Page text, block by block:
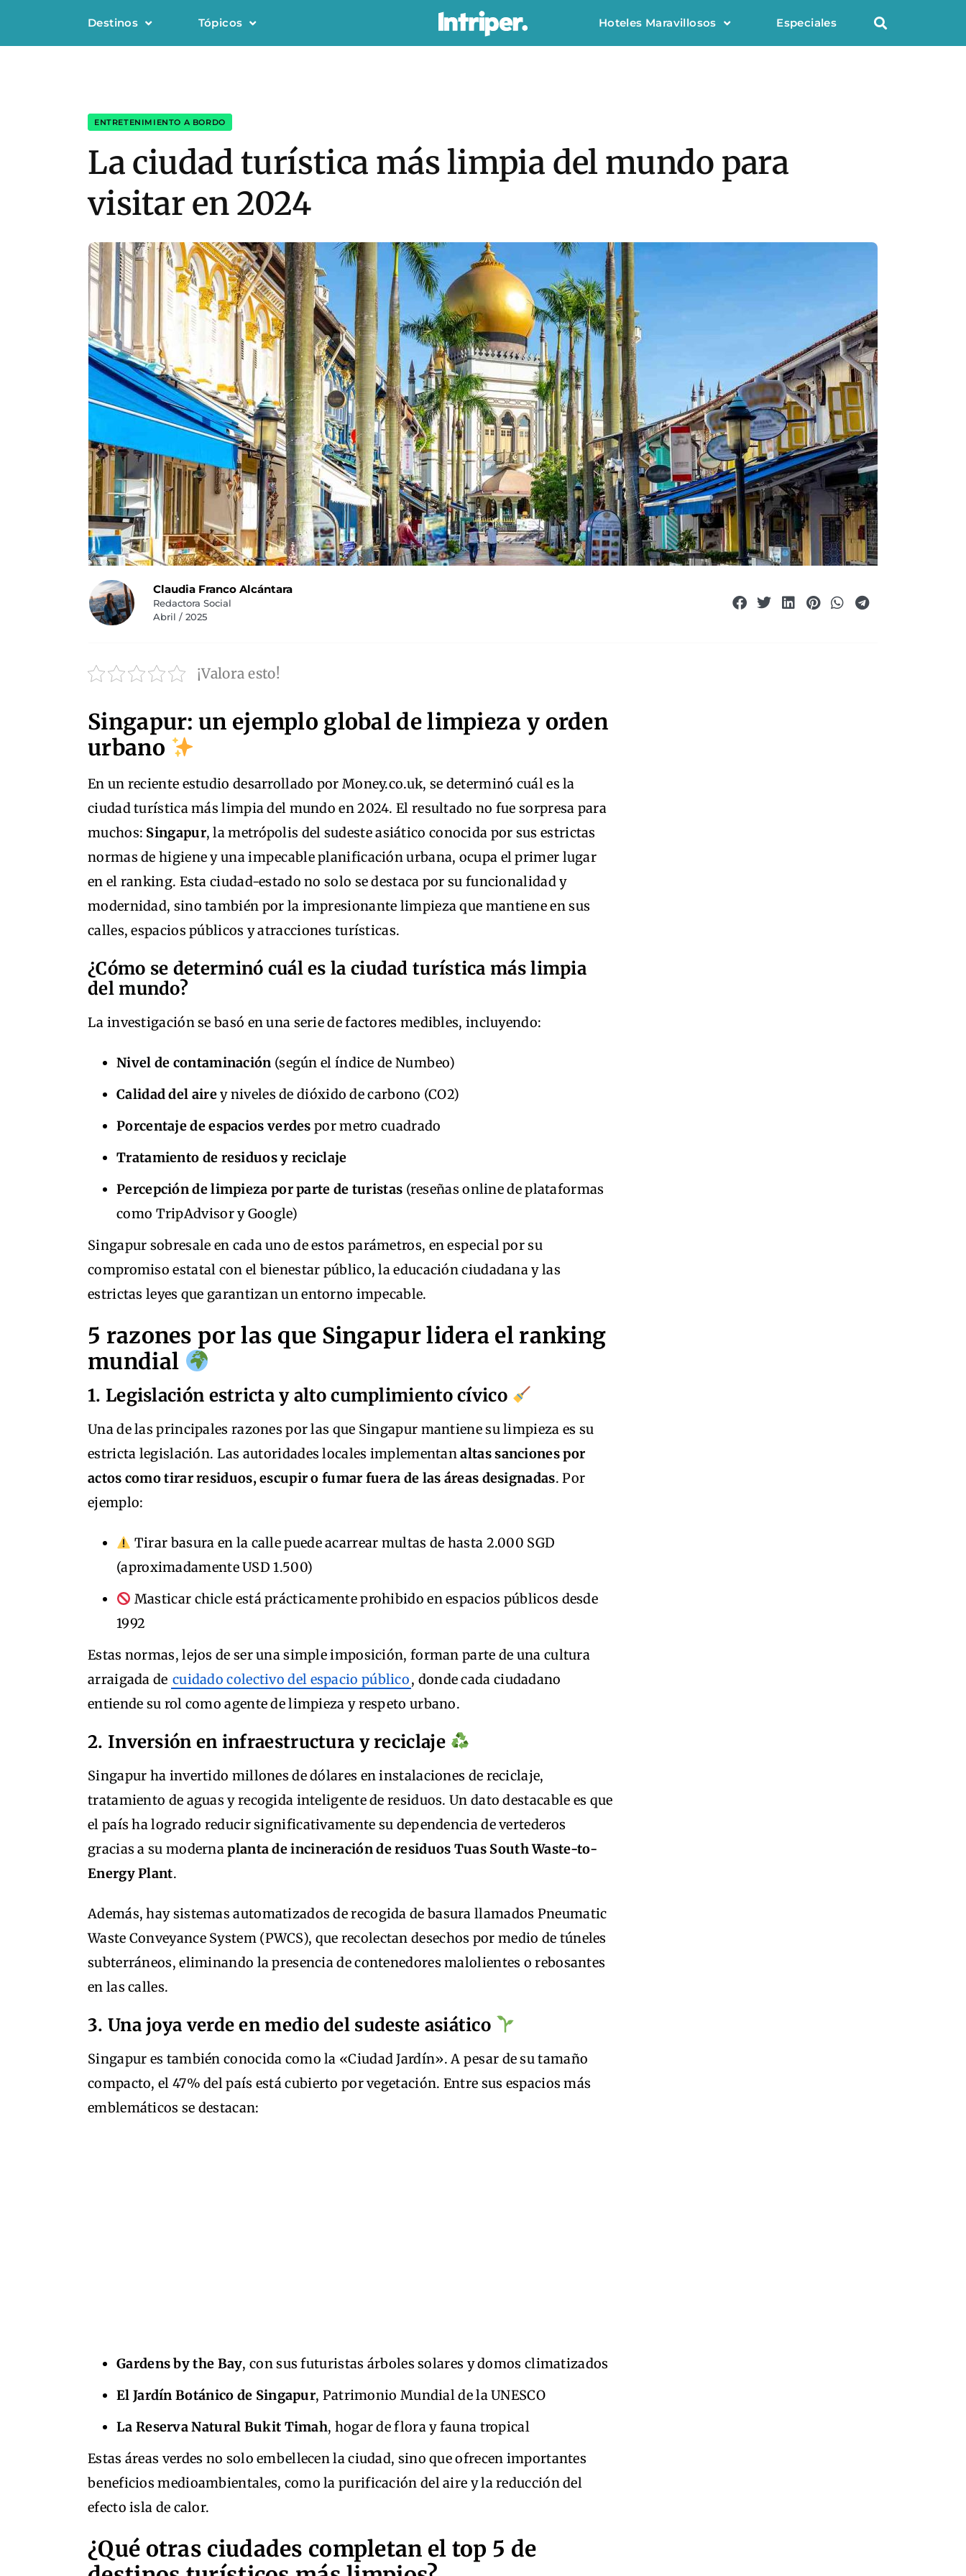
Destinos Tópicos Hoteles Maravillosos Especiales
ENTRETENIMIENTO A BORDO
La ciudad turística más limpia del mundo para
visitar en 2024
Claudia Franco Alcántara
Redactora Social
Abril / 2025
¡Valora esto!
Singapur: un ejemplo global de limpieza y orden
urbano
En un reciente estudio desarrollado por Money.co.uk, se determinó cuál es la
ciudad turística más limpia del mundo en 2024. El resultado no fue sorpresa para
muchos: Singapur, la metrópolis del sudeste asiático conocida por sus estrictas
normas de higiene y una impecable planificación urbana, ocupa el primer lugar
en el ranking. Esta ciudad-estado no solo se destaca por su funcionalidad y
modernidad, sino también por la impresionante limpieza que mantiene en sus
calles, espacios públicos y atracciones turísticas.
¿Cómo se determinó cuál es la ciudad turística más limpia
del mundo?
La investigación se basó en una serie de factores medibles, incluyendo:
Nivel de contaminación (según el índice de Numbeo)
Calidad del airey niveles de dióxido de carbono (CO2)
Porcentaje de espacios verdes por metro cuadrado
Tratamiento de residuos y reciclaje
Percepción de limpieza por parte de turistas (reseñas online de plataformas
como TripAdvisor y Google)
Singapur sobresale en cada uno de estos parámetros, en especial por su
compromiso estatal con el bienestar público, la educación ciudadana y las
estrictas leyes que garantizan un entorno impecable.
5 razones por las que Singapur lidera el ranking
mundial
1. Legislación estricta y alto cumplimiento cívico
Una de las principales razones por las que Singapur mantiene su limpieza es su
estricta legislación. Las autoridades locales implementanaltas sanciones por
actos como tirar residuos, escupir o fumar fuera de las áreas designadas. Por
ejemplo:
Tirar basura en la calle puede acarrear multas de hasta 2.000 SGD
(aproximadamente USD 1.500)
Masticar chicle está prácticamente prohibido en espacios públicos desde
1992
Estas normas, lejos de ser una simple imposición, forman parte de una cultura
arraigada de cuidado colectivo del espacio público, donde cada ciudadano
entiende su rol como agente de limpieza y respeto urbano.
2. Inversión en infraestructura y reciclaje
Singapur ha invertido millones de dólares en instalaciones de reciclaje,
tratamiento de aguas y recogida inteligente de residuos. Un dato destacable es que
el país ha logrado reducir significativamente su dependencia de vertederos
gracias a su modernaplanta de incineración de residuos Tuas South Waste-to-
Energy Plant.
Además, hay sistemas automatizados de recogida de basura llamados Pneumatic
Waste Conveyance System (PWCS), que recolectan desechos por medio de túneles
subterráneos, eliminando la presencia de contenedores malolientes o rebosantes
en las calles.
3. Una joya verde en medio del sudeste asiático
Singapur es también conocida como la «Ciudad Jardín». A pesar de su tamaño
compacto, el 47% del país está cubierto por vegetación. Entre sus espacios más
emblemáticos se destacan:
Gardens by the Bay, con sus futuristas árboles solares y domos climatizados
El Jardín Botánico de Singapur, Patrimonio Mundial de la UNESCO
La Reserva Natural Bukit Timah, hogar de flora y fauna tropical
Estas áreas verdes no solo embellecen la ciudad, sino que ofrecen importantes
beneficios medioambientales, como la purificación del aire y la reducción del
efecto isla de calor.
¿Qué otras ciudades completan el top 5 de